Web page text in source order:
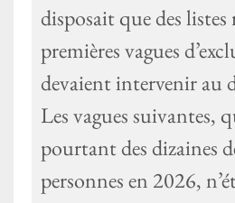
disposait que des listes
premières vagues
devaient intervenir au
Les vagues suivantes,
pourtant des dizaines
personnes en 2026,